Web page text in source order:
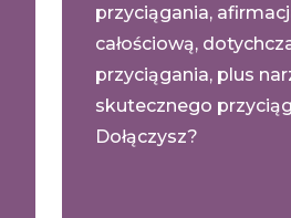
przyciągania,
całościową,
przyciągania, plus
skutecznego
Dołączysz?